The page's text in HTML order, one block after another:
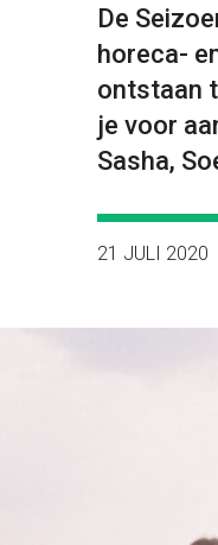
De
horeca-
ontstaan
je voor
Sasha,
21 JULI 2020